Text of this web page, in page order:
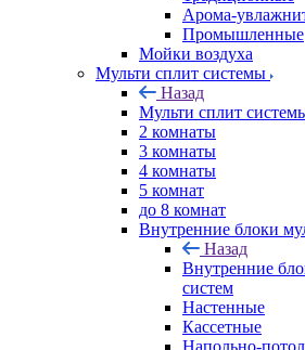
Арома-
Промышленные
Мойки воздуха
Мульти сплит системы
Назад
Мульти сплит
2 комнаты
3 комнаты
4 комнаты
5 комнат
до 8 комнат
Внутренние блоки
Назад
Внутренние
систем
Настенные
Кассетные
Напольно-